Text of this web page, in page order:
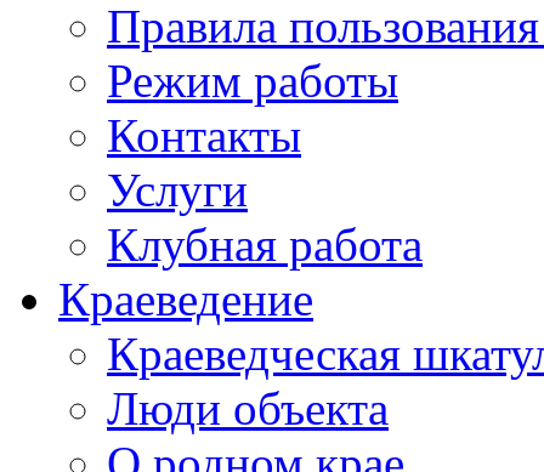
Правила
Режим работы
Контакты
Услуги
Клубная работа
Краеведение
Краеведческая
Люди объекта